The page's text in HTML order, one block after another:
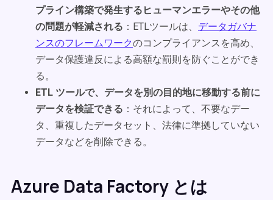
プライン構築で発生するヒューマンエラーやその他
の問題が軽減される ：ETLツールは、 データガバナ
ンスのフレームワークのコンプライアンスを高め、
データ保護違反による高額な罰則を防ぐことができ
る。
ETL ツールで、データを別の目的地に移動する前に
データを検証できる ：それによって、不要なデー
タ、重複したデータセット、法律に準拠していない
データなどを削除できる。
Azure Data Factory とは